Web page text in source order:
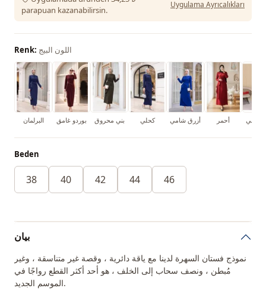
parapuan kazanabilirsin.
Uygulama Ayrıcalıkları
Renk: اللون البيج
البرلمان بوردو غامق بني محروق كحلي أزرق شامي أحمر النيلي
Beden
38 40 42 44 46
بيان
نموذج فستان السهرة لدينا مع ياقة دائرية ، وقصة غير متناسقة ، وغير
مُبطن ، ونصف سحاب إلى الخلف ، هو أحد أكثر القطع رواجًا في
الموسم الجديد.